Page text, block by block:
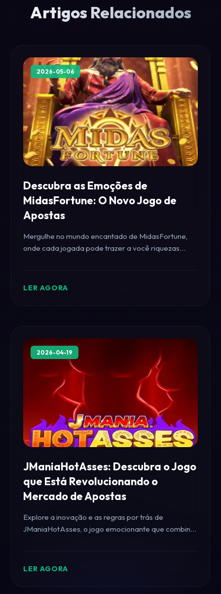
Artigos Relacionados
2026-05-06
Descubra as Emoções de
MidasFortune: O Novo Jogo de
Apostas
Mergulhe no mundo encantado de MidasFortune,
onde cada jogada pode trazer a você riquezas
LER AGORA
2026-04-19
JManiaHotAsses: Descubra o Jogo
que Está Revolucionando o
Mercado de Apostas
Explore a inovação e as regras por trás de
JManiaHotAsses, o jogo emocionante que combina
LER AGORA